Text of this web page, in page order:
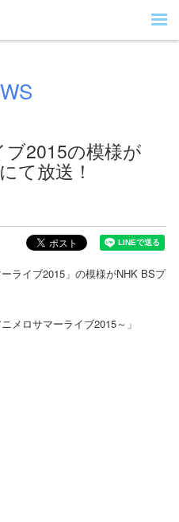
2015の模様が
て放送！
ライブ2015」の模様がNHK BSプ
メロサマーライブ2015～」